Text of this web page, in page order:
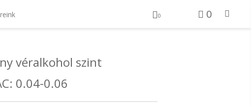
0
0
véralkohol szint
0.04-0.06